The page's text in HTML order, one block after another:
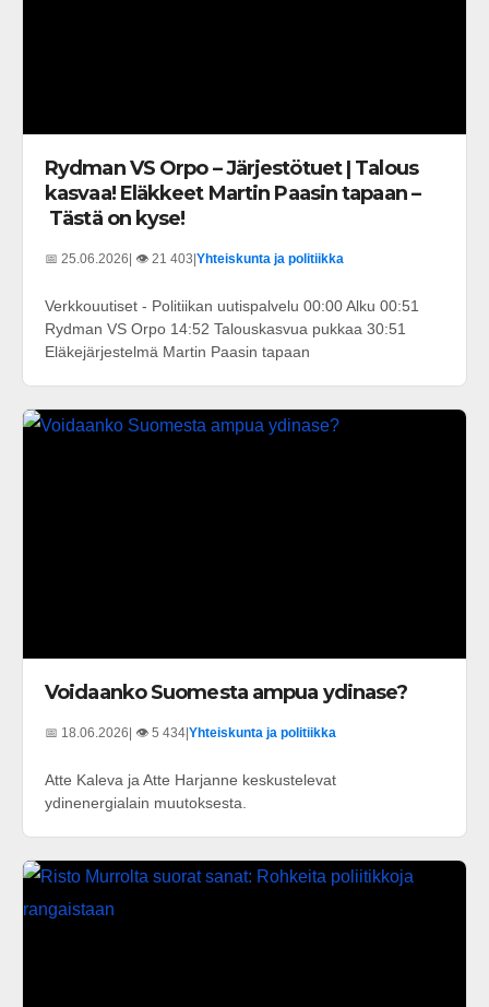
Rydman VS Orpo – Järjestötuet | Talous
kasvaa! Eläkkeet Martin Paasin tapaan –
Tästä on kyse!
📅 25.06.2026| 👁️ 21 403|Yhteiskunta ja politiikka
Verkkouutiset - Politiikan uutispalvelu 00:00 Alku 00:51
Rydman VS Orpo 14:52 Talouskasvua pukkaa 30:51
Eläkejärjestelmä Martin Paasin tapaan
Voidaanko Suomesta ampua ydinase?
📅 18.06.2026 | 👁️ 5 434 Yhteiskunta ja politiikka
Atte Kaleva ja Atte Harjanne keskustelevat
ydinenergialain muutoksesta.